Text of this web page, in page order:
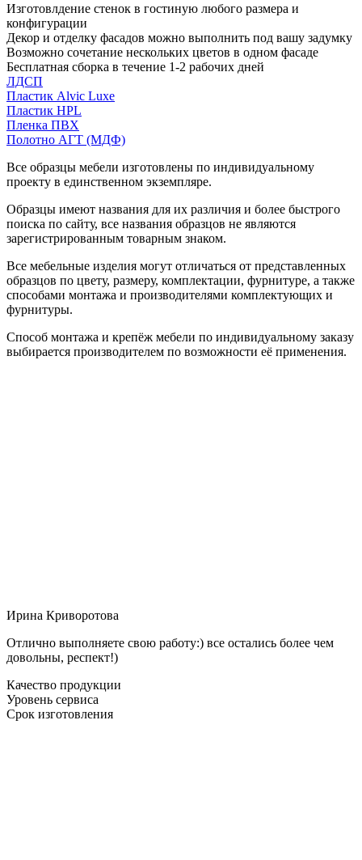
Изготовлдение стенок в гостиную любого размера и
конфигурации
Декор и отделку фасадов можно выполнить под вашу задумку
Возможно сочетание нескольких цветов в одном фасаде
Бесплатная сборка в течение 1-2 рабочих дней
ЛДСП
Пластик Alvic Luxe
Пластик HPL
Пленка ПВХ
Полотно АГТ (МДФ)
Все образцы мебели изготовлены по индивидуальному
проекту в единственном экземпляре.
Образцы имеют названия для их различия и более быстрого
поиска по сайту, все названия образцов не являются
зарегистрированным товарным знаком.
Все мебельные изделия могут отличаться от представленных
образцов по цвету, размеру, комплектации, фурнитуре, а также
способами монтажа и производителями комплектующих и
фурнитуры.
Способ монтажа и крепёж мебели по индивидуальному заказу
выбирается производителем по возможности её применения.
Ирина Криворотова
Отлично выполняете свою работу:) все остались более чем
довольны, респект!)
Качество продукции
Уровень сервиса
Срок изготовления